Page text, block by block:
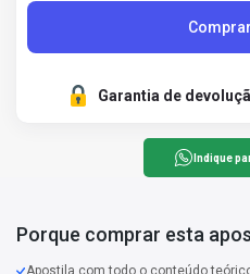
Garantia de
Indique
Porque comprar esta
Apostila com todo o conteúdo